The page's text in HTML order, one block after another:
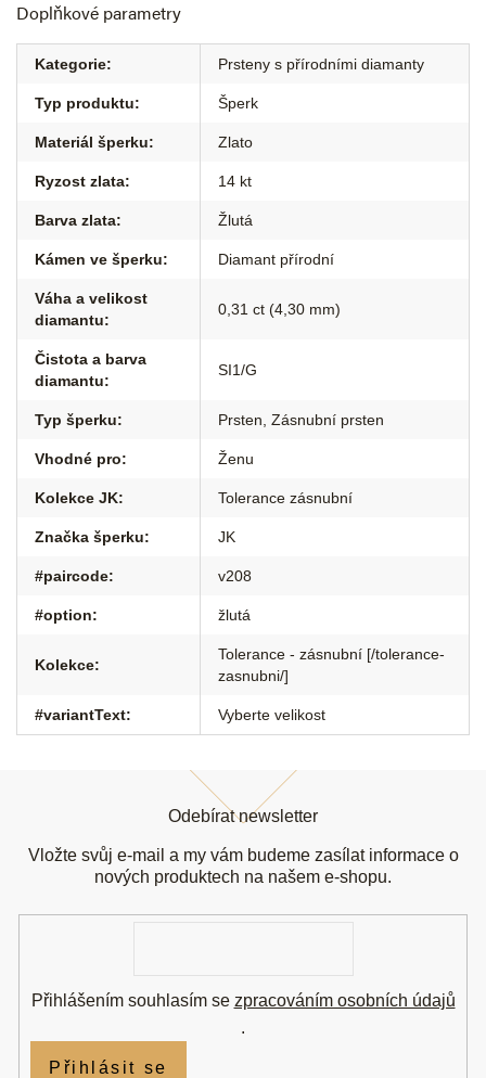
Doplňkové parametry
Kategorie: Prsteny s přírodními diamanty
Typ produktu: Šperk
Materiál šperku: Zlato
Ryzost zlata: 14 kt
Barva zlata: Žlutá
Kámen ve šperku: Diamant přírodní
Váha a velikost
diamantu:
0,31 ct (4,30 mm)
Čistota a barva
diamantu:
SI1/G
Typ šperku: Prsten Zásnubní prsten
Vhodné pro: Ženu
Kolekce JK: Tolerance zásnubní
Značka šperku: JK
#paircode: v208
#option: žlutá
Kolekce:
Tolerance - zásnubní [/tolerance-
zasnubni/]
#variantText: Vyberte velikost
Odebírat newsletter
Vložte svůj e-mail a my vám budeme zasílat informace o
nových produktech na našem e-shopu.
Přihlášením souhlasím se zpracováním osobních údajů
.
Přihlásit se